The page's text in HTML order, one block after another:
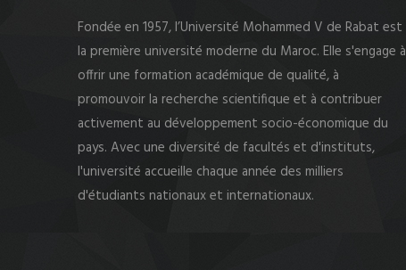
Fondée en 1957, l’Université Mohammed V de Rabat est
la première université moderne du Maroc. Elle s'engage à
offrir une formation académique de qualité, à
promouvoir la recherche scientifique et à contribuer
activement au développement socio-économique du
pays. Avec une diversité de facultés et d'instituts,
l'université accueille chaque année des milliers
d'étudiants nationaux et internationaux.